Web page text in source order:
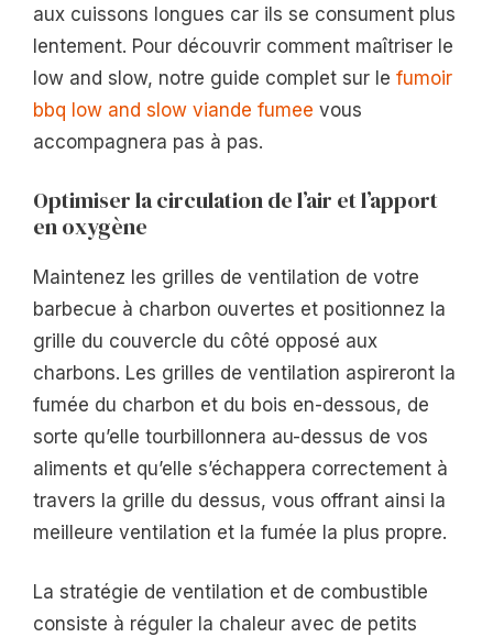
aux cuissons longues car ils se consument plus
lentement. Pour découvrir comment maîtriser le
low and slow, notre guide complet sur le fumoir
bbq low and slow viande fumee vous
accompagnera pas à pas.
Optimiser la circulation de l’air et l’apport
en oxygène
Maintenez les grilles de ventilation de votre
barbecue à charbon ouvertes et positionnez la
grille du couvercle du côté opposé aux
charbons. Les grilles de ventilation aspireront la
fumée du charbon et du bois en-dessous, de
sorte qu’elle tourbillonnera au-dessus de vos
aliments et qu’elle s’échappera correctement à
travers la grille du dessus, vous offrant ainsi la
meilleure ventilation et la fumée la plus propre.
La stratégie de ventilation et de combustible
consiste à réguler la chaleur avec de petits